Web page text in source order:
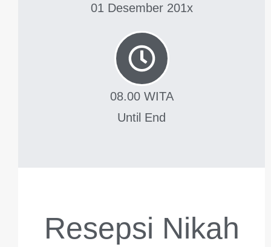
01 Desember 201x
08.00 WITA
Until End
Resepsi Nikah